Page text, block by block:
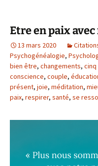
Etre en paix
13 mars 2020
Psychogénéalogie,
bien être, changements, cinq
conscience, couple,
présent, joie, méditation,
paix, respirer, santé, se